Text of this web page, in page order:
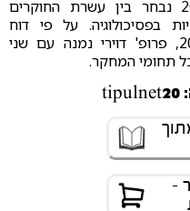
הטיפול רגיש-התרבות. בשנת 2008 נבחר בין עשרת החוקרים
בפסיכולוגיה. על פי דוח
אוניברסיטת Stanford לשנת 2021, פרופ' דוירי נמנה עם שני
תחומי המחקר.
-